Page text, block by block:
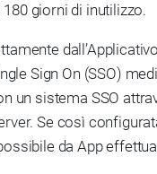
giorni di inutilizzo.
Sign On (SSO)
un sistema SSO
Se così
da App